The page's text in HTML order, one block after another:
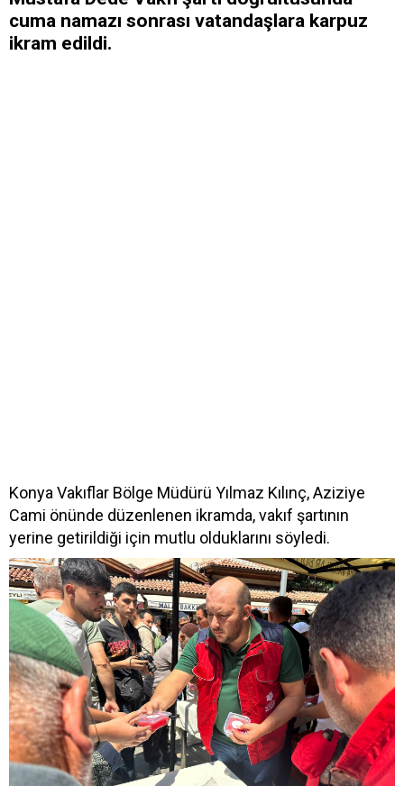
cuma namazı sonrası vatandaşlara karpuz
ikram edildi.
Konya Vakıflar Bölge Müdürü Yılmaz Kılınç, Aziziye
Cami önünde düzenlenen ikramda, vakıf şartının
yerine getirildiği için mutlu olduklarını söyledi.